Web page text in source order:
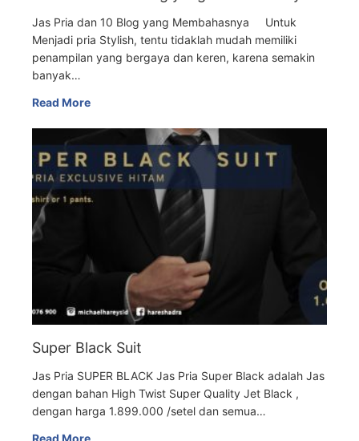
Jas Pria dan 10 Blog yang Membahasnya Untuk
Menjadi pria Stylish, tentu tidaklah mudah memiliki
penampilan yang bergaya dan keren, karena semakin
banyak…
Read More
Super Black Suit
Jas Pria SUPER BLACK Jas Pria Super Black adalah Jas
dengan bahan High Twist Super Quality Jet Black ,
dengan harga 1.899.000 /setel dan semua…
Read More